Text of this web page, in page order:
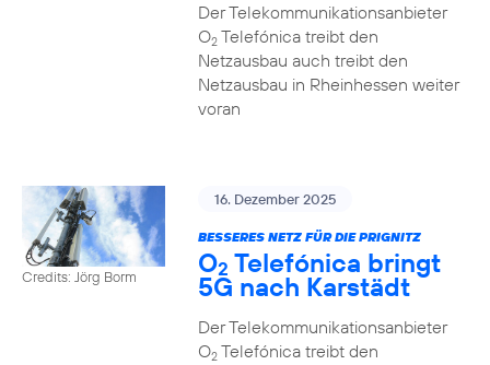
Der Telekommunikationsanbieter
O2Telefónica treibt den
Netzausbau auch treibt den
Netzausbau in Rheinhessen weiter
voran
Credits: Jörg Borm
16. Dezember 2025
BESSERES NETZ FÜR DIE PRIGNITZ
O2 Telefónica bringt
5G nach Karstädt
Der Telekommunikationsanbieter
O2Telefónica treibt den